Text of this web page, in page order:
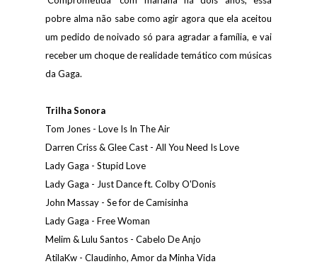
pobre alma não sabe como agir agora que ela aceitou
um pedido de noivado só para agradar a família, e vai
receber um choque de realidade temático com músicas
da Gaga.
Trilha Sonora
Tom Jones - Love Is In The Air
Darren Criss & Glee Cast - All You Need Is Love
Lady Gaga - Stupid Love
Lady Gaga - Just Dance ft. Colby O'Donis
John Massay - Se for de Camisinha
Lady Gaga - Free Woman
Melim & Lulu Santos - Cabelo De Anjo
AtilaKw - Claudinho, Amor da Minha Vida